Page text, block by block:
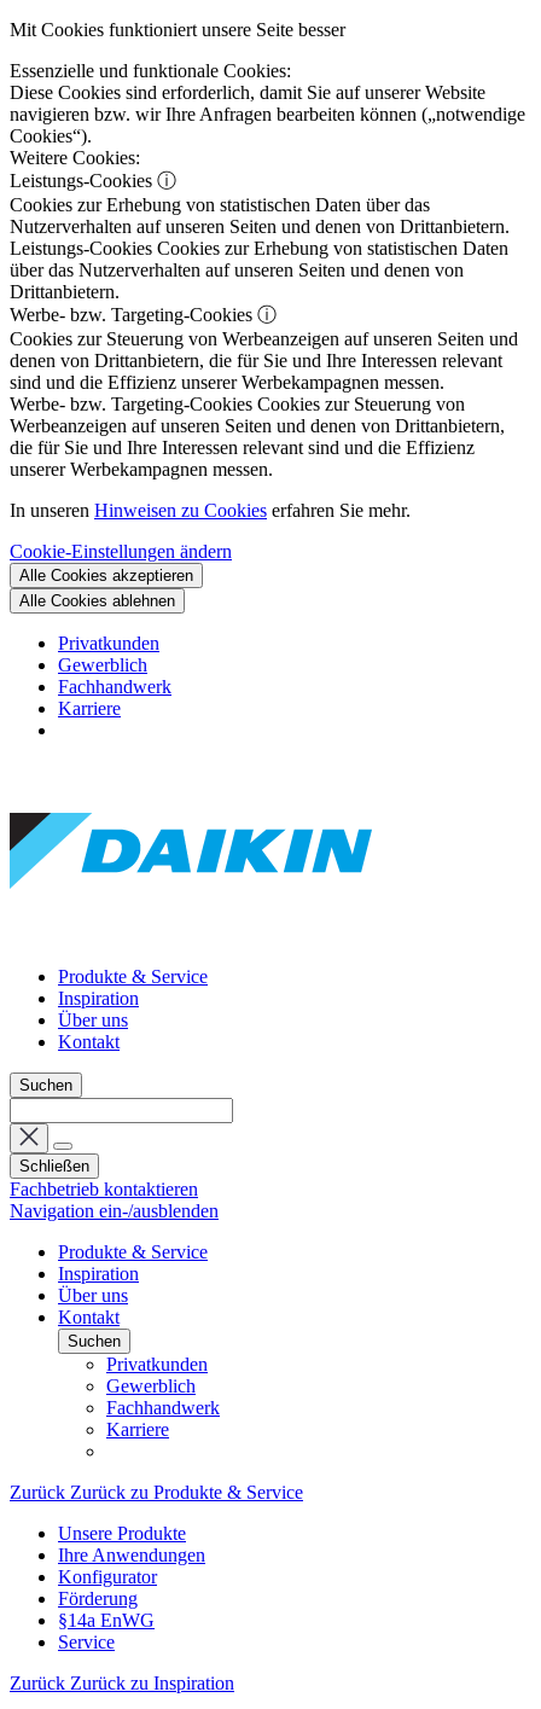
Mit Cookies funktioniert unsere Seite besser
Essenzielle und funktionale Cookies:
Diese Cookies sind erforderlich, damit Sie auf unserer Website
navigieren bzw. wir Ihre Anfragen bearbeiten können („notwendige
Cookies“).
Weitere Cookies:
Leistungs-Cookies ⓘ
Cookies zur Erhebung von statistischen Daten über das
Nutzerverhalten auf unseren Seiten und denen von Drittanbietern.
Leistungs-Cookies Cookies zur Erhebung von statistischen Daten
über das Nutzerverhalten auf unseren Seiten und denen von
Drittanbietern.
Werbe- bzw. Targeting-Cookies ⓘ
Cookies zur Steuerung von Werbeanzeigen auf unseren Seiten und
denen von Drittanbietern, die für Sie und Ihre Interessen relevant
sind und die Effizienz unserer Werbekampagnen messen.
Werbe- bzw. Targeting-Cookies Cookies zur Steuerung von
Werbeanzeigen auf unseren Seiten und denen von Drittanbietern,
die für Sie und Ihre Interessen relevant sind und die Effizienz
unserer Werbekampagnen messen.
In unseren Hinweisen zu Cookies erfahren Sie mehr.
Cookie-Einstellungen ändern
Alle Cookies akzeptieren
Alle Cookies ablehnen
Privatkunden
Gewerblich
Fachhandwerk
Karriere
Produkte & Service
Inspiration
Über uns
Kontakt
Suchen
Schließen
Fachbetrieb kontaktieren
Navigation ein-/ausblenden
Produkte & Service
Inspiration
Über uns
Kontakt
Suchen
Privatkunden
Gewerblich
Fachhandwerk
Karriere
Zurück Zurück zu Produkte & Service
Unsere Produkte
Ihre Anwendungen
Konfigurator
Förderung
§14a EnWG
Service
Zurück Zurück zu Inspiration